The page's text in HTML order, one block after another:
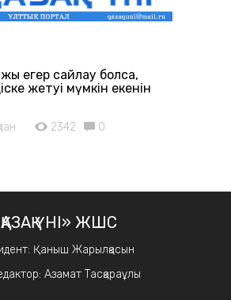
егер сайлау болса,
жетуі мүмкін екенін
2342 0
ҮНІ» ЖШС
Қаныш Жарылқасын
Азамат Тасқараұлы